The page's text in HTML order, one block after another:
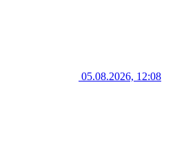
05.08.2026, 12:08